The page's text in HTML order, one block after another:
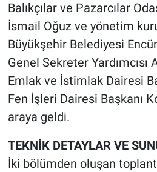
Balıkçılar ve Pazarcılar
İsmail Oğuz ve yönetim
Büyükşehir Belediyesi
Genel Sekreter Yardımcısı
Emlak ve İstimlak Dairesi
Fen İşleri Dairesi Başkanı
araya geldi.
TEKNİK DETAYLAR VE
İki bölümden oluşan